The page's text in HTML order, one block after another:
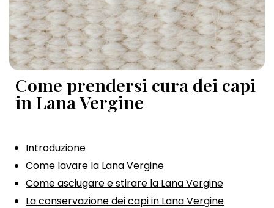
Come prendersi cura dei capi
in Lana Vergine
Introduzione
Come lavare la Lana Vergine
Come asciugare e stirare la Lana Vergine
La conservazione dei capi in Lana Vergine